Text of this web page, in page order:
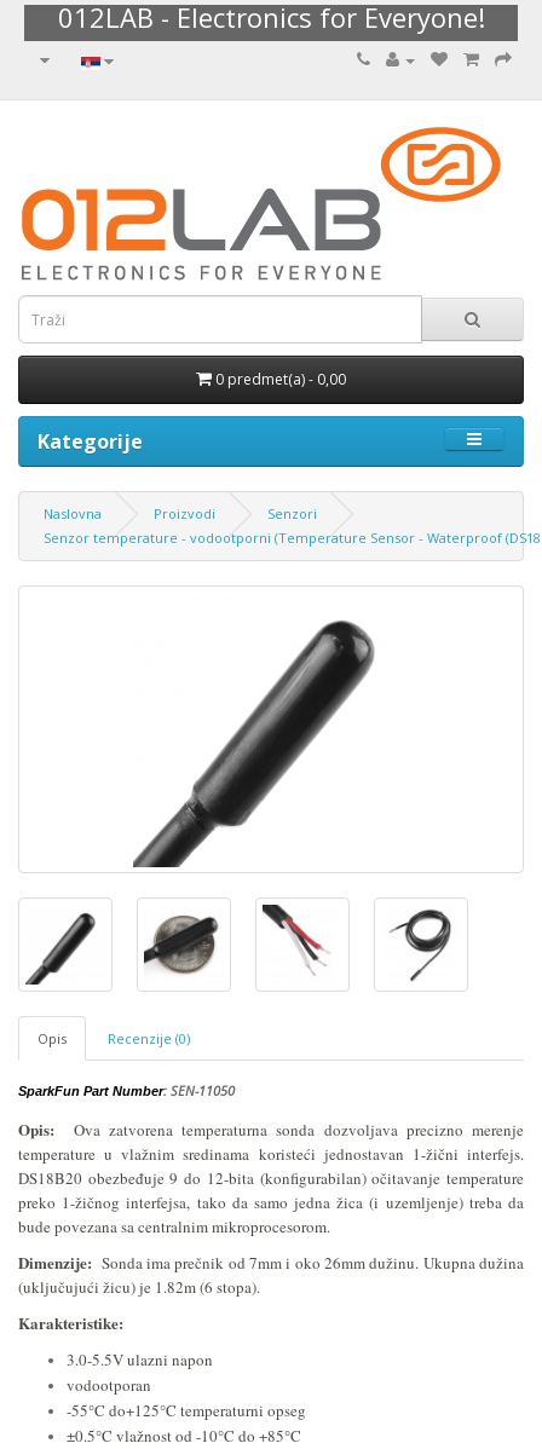
012LAB - Electronics for Everyone!
0 predmet(a) - 0,00
Kategorije
Naslovna Proizvodi
Senzori
Senzor temperature - vodootporni (Temperature Sensor - Waterproof
Opis Recenzije (0)
SparkFun Part Number: SEN-11050
Opis:
Ova zatvorena temperaturna sonda dozvoljava precizno merenje
temperature u vlažnim sredinama koristeći jednostavan 1-žični interfejs.
DS18B20 obezbeđuje 9 do 12-bita (konfigurabilan) očitavanje temperature
preko 1-žičnog interfejsa, tako da samo jedna žica (i uzemljenje) treba da
bude povezana sa centralnim mikroprocesorom.
Dimenzije: Sonda ima prečnik od 7mm i oko 26mm dužinu. Ukupna dužina
(uključujući žicu) je 1.82m (6 stopa).
Karakteristike:
3.0-5.5V ulazni napon
vodootporan
-55°C do+125°C temperaturni opseg
±0.5°C vlažnost od -10°C do +85°C